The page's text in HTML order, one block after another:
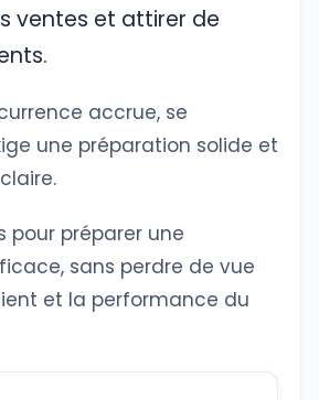
ventes et attirer de
accrue, se
une préparation solide et
pour préparer une
sans perdre de vue
et la performance du